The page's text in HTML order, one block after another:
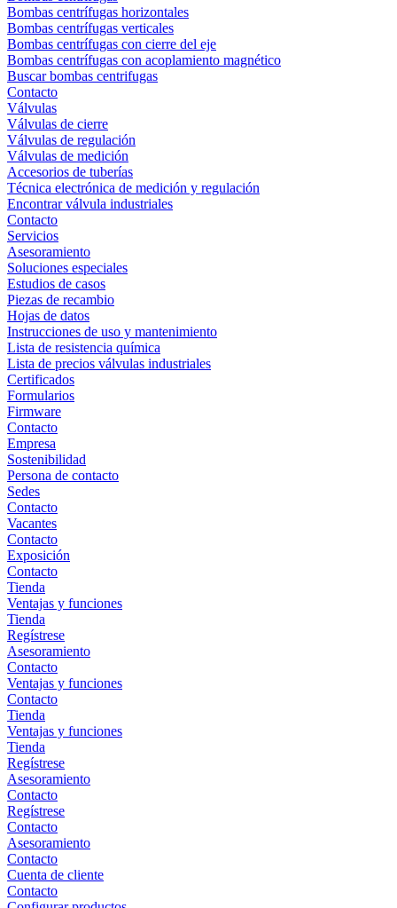
Bombas centrífugas horizontales
Bombas centrífugas verticales
Bombas centrífugas con cierre del eje
Bombas centrífugas con acoplamiento magnético
Buscar bombas centrifugas
Contacto
Válvulas
Válvulas de cierre
Válvulas de regulación
Válvulas de medición
Accesorios de tuberías
Técnica electrónica de medición y regulación
Encontrar válvula industriales
Contacto
Servicios
Asesoramiento
Soluciones especiales
Estudios de casos
Piezas de recambio
Hojas de datos
Instrucciones de uso y mantenimiento
Lista de resistencia química
Lista de precios válvulas industriales
Certificados
Formularios
Firmware
Contacto
Empresa
Sostenibilidad
Persona de contacto
Sedes
Contacto
Vacantes
Contacto
Exposición
Contacto
Tienda
Ventajas y funciones
Tienda
Regístrese
Asesoramiento
Contacto
Ventajas y funciones
Contacto
Tienda
Ventajas y funciones
Tienda
Regístrese
Asesoramiento
Contacto
Regístrese
Contacto
Asesoramiento
Contacto
Cuenta de cliente
Contacto